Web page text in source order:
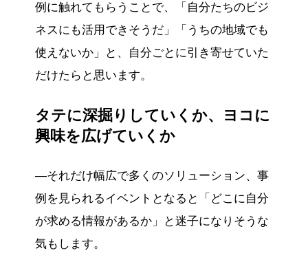
例に触れてもらうことで、「自分たちのビジ
ネスにも活用できそうだ」「うちの地域でも
使えないか」と、自分ごとに引き寄せていた
だけたらと思います。
タテに深掘りしていくか、ヨコに
興味を広げていくか
―それだけ幅広で多くのソリューション、事
例を見られるイベントとなると「どこに自分
が求める情報があるか」と迷子になりそうな
気もします。